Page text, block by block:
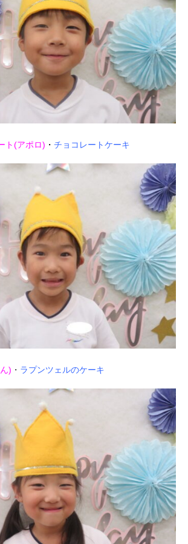
ト(アポロ) ・ チョコレートケーキ
) ・ ラプンツェルのケーキ